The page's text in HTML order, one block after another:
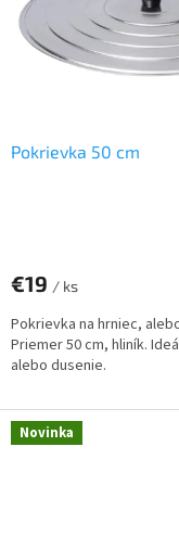
Pokrievka 50 cm
€19 / ks
Pokrievka na hrniec,
Priemer 50 cm, hliník.
alebo dusenie.
Novinka